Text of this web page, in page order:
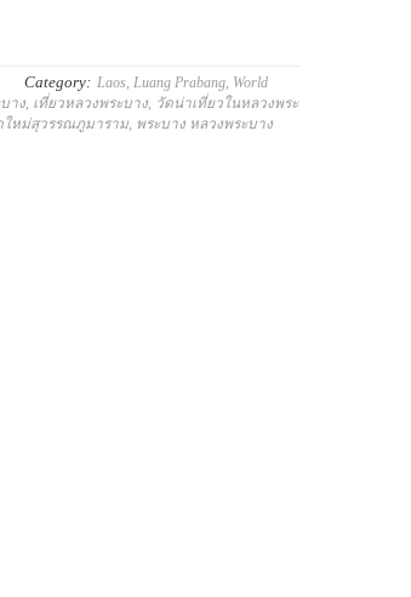
Category: Laos Luang Prabang World
าง, เที่ยวหลวงพระบาง, วัดน่าเที่ยวในหลวงพระ
ใหม่สุวรรณภูมาราม พระบาง หลวงพระบาง